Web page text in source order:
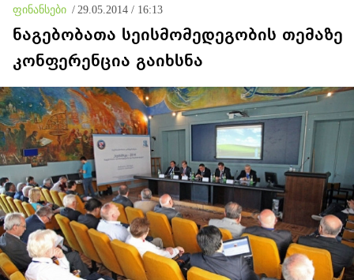
ფინანსები / 29.05.2014 / 16:13
ნაგებობათა სეისმომედეგობის თემაზე
კონფერენცია გაიხსნა